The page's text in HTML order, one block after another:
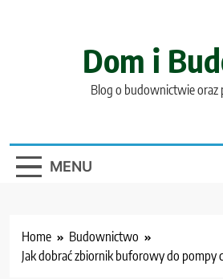
Dom i
Blog o budownictwie oraz
MENU
Home
Budownictwo
Jak dobrać zbiornik buforowy do pompy